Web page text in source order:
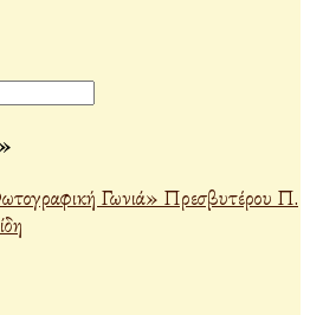
Γωνιά» Πρεσβυτέρου Π.